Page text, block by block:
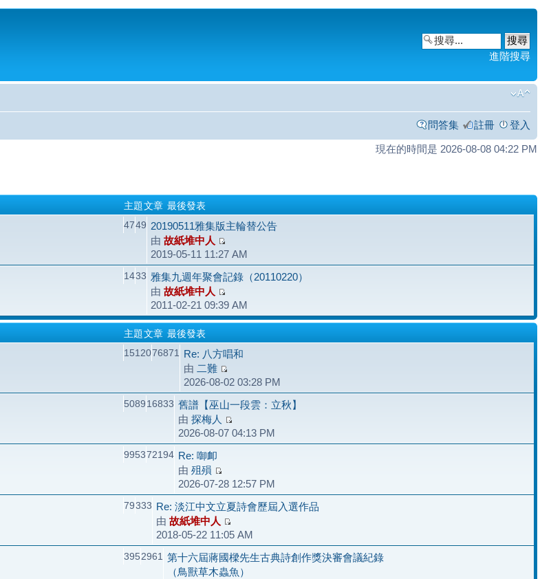
進階搜尋
問答集 註冊 登入
現在的時間是 2026-08-08 04:22 PM
主題文章 最後發表
4749 20190511雅集版主輪替公告
由 故紙堆中人
2019-05-11 11:27 AM
1433 雅集九週年聚會記錄（20110220）
由 故紙堆中人
2011-02-21 09:39 AM
主題文章 最後發表
1512076871
Re: 八方唱和
由 二難
2026-08-02 03:28 PM
508916833 舊譜【巫山一段雲：立秋】
由 探梅人
2026-08-07 04:13 PM
995372194 Re: 啣卹
由 殂殞
2026-07-28 12:57 PM
79333 Re: 淡江中文立夏詩會歷屆入選作品
由 故紙堆中人
2018-05-22 11:05 AM
3952961 第十六屆蔣國樑先生古典詩創作獎決審會議紀錄
（鳥獸草木蟲魚）